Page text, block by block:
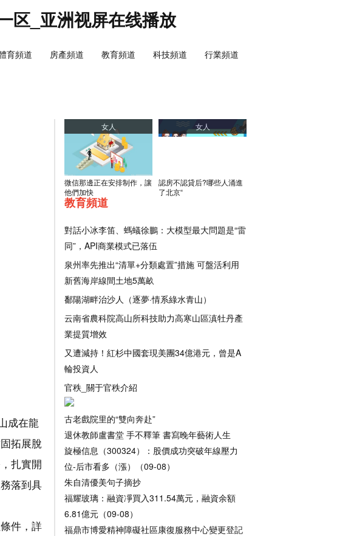
区_亚洲视屏在线播放
育頻道 房產頻道 教育頻道 科技頻道 行業頻道
成在龍
拓展脫
扎實開
落到具
件，詳
女人
微信那邊正在安排制作，讓
他們加快
女人
認房不認貸后?哪些人涌進
了北京“
教育頻道
對話小冰李笛、螞蟻徐鵬：大模型最大問題是“雷
同”，API商業模式已落伍
泉州率先推出“清單+分類處置”措施 可盤活利用
新舊海岸線間土地5萬畝
鄱陽湖畔治沙人（逐夢·情系綠水青山）
云南省農科院高山所科技助力高寒山區滇牡丹產
業提質增效
又遭減持！紅杉中國套現美團34億港元，曾是A
輪投資人
官秩_關于官秩介紹
古老戲院里的“雙向奔赴”
退休教師盧書堂 手不釋筆 書寫晚年藝術人生
旋極信息（300324）：股價成功突破年線壓力
位-后市看多（漲）（09-08）
朱自清優美句子摘抄
福耀玻璃：融資凈買入311.54萬元，融資余額
6.81億元（09-08）
福鼎市博愛精神障礙社區康復服務中心變更登記